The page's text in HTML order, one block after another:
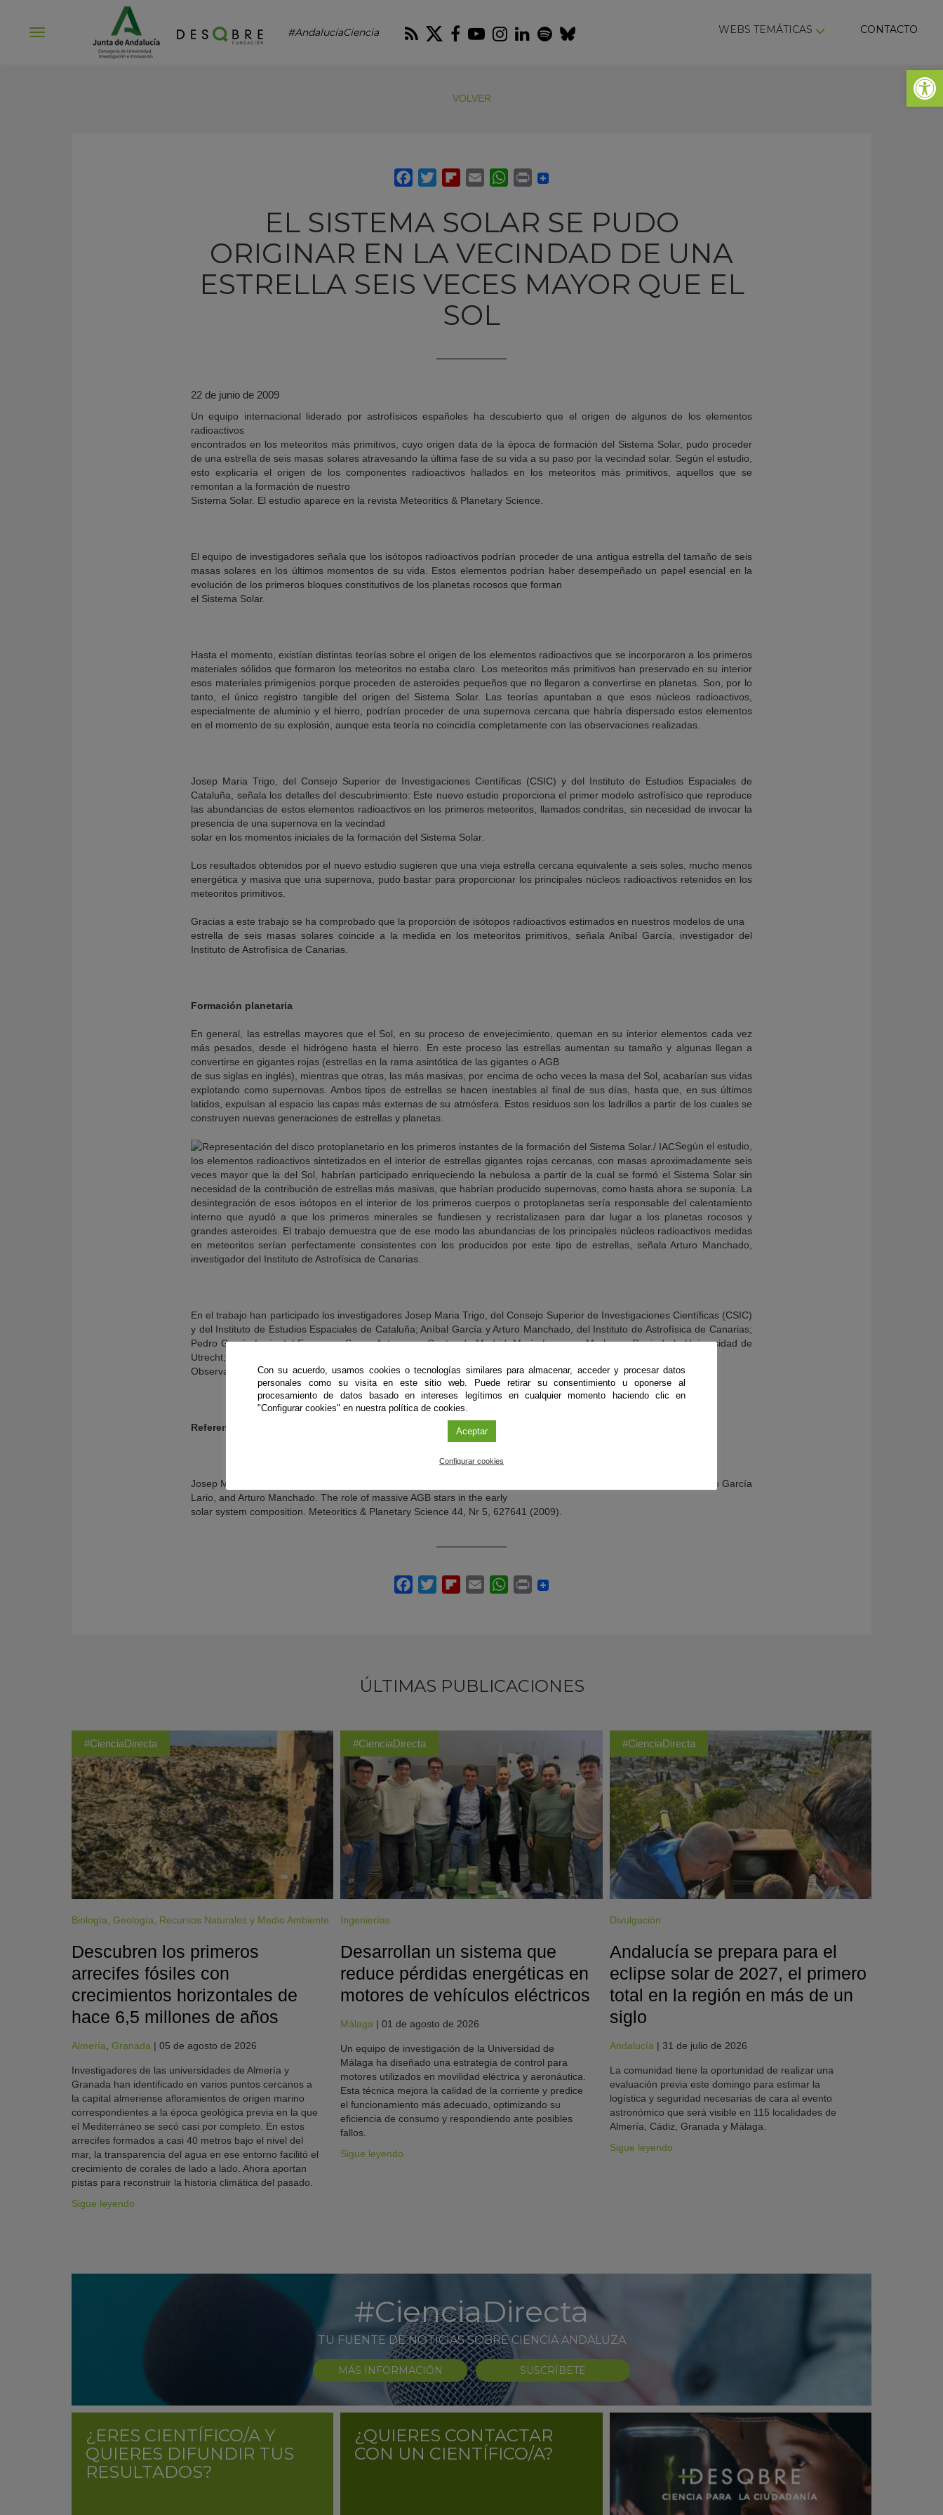
Abrir
#AndalucíaCiencia RSS Twitter
Facebook
Youtube
Instagram
LinkedIn
Spotify
Bluesky WEBS TEMÁTICAS CONTACTO
VOLVER
EL SISTEMA SOLAR SE PUDO
ORIGINAR EN LA VECINDAD DE UNA
ESTRELLA SEIS VECES MAYOR QUE EL
SOL
22 de junio de 2009
Un equipo internacional liderado por astrofísicos españoles ha descubierto que el origen de algunos de los elementos
radioactivos
encontrados en los meteoritos más primitivos, cuyo origen data de la época de formación del Sistema Solar, pudo proceder
de una estrella de seis masas solares atravesando la última fase de su vida a su paso por la vecindad solar. Según el estudio,
esto explicaría el origen de los componentes radioactivos hallados en los meteoritos más primitivos, aquellos que se
remontan a la formación de nuestro
Sistema Solar. El estudio aparece en la revista Meteoritics & Planetary Science.
El equipo de investigadores señala que los isótopos radioactivos podrían proceder de una antigua estrella del tamaño de seis
masas solares en los últimos momentos de su vida. Estos elementos podrían haber desempeñado un papel esencial en la
evolución de los primeros bloques constitutivos de los planetas rocosos que forman
el Sistema Solar.
Hasta el momento, existían distintas teorías sobre el origen de los elementos radioactivos que se incorporaron a los primeros
materiales sólidos que formaron los meteoritos no estaba claro. Los meteoritos más primitivos han preservado en su interior
esos materiales primigenios porque proceden de asteroides pequeños que no llegaron a convertirse en planetas. Son, por lo
tanto, el único registro tangible del origen del Sistema Solar. Las teorías apuntaban a que esos núcleos radioactivos,
especialmente de aluminio y el hierro, podrían proceder de una supernova cercana que habría dispersado estos elementos
en el momento de su explosión, aunque esta teoría no coincidía completamente con las observaciones realizadas.
Josep Maria Trigo, del Consejo Superior de Investigaciones Científicas (CSIC) y del Instituto de Estudios Espaciales de
Cataluña, señala los detalles del descubrimiento: Este nuevo estudio proporciona el primer modelo astrofísico que reproduce
las abundancias de estos elementos radioactivos en los primeros meteoritos, llamados condritas, sin necesidad de invocar la
presencia de una supernova en la vecindad
solar en los momentos iniciales de la formación del Sistema Solar.
Los resultados obtenidos por el nuevo estudio sugieren que una vieja estrella cercana equivalente a seis soles, mucho menos
energética y masiva que una supernova, pudo bastar para proporcionar los principales núcleos radioactivos retenidos en los
meteoritos primitivos.
Gracias a este trabajo se ha comprobado que la proporción de isótopos radioactivos estimados en nuestros modelos de una
estrella de seis masas solares coincide a la medida en los meteoritos primitivos, señala Aníbal García, investigador del
Instituto de Astrofísica de Canarias.
Formación planetaria
En general, las estrellas mayores que el Sol, en su proceso de envejecimiento, queman en su interior elementos cada vez
más pesados, desde el hidrógeno hasta el hierro. En este proceso las estrellas aumentan su tamaño y algunas llegan a
convertirse en gigantes rojas (estrellas en la rama asintótica de las gigantes o AGB
de sus siglas en inglés), mientras que otras, las más masivas, por encima de ocho veces la masa del Sol, acabarían sus vidas
explotando como supernovas. Ambos tipos de estrellas se hacen inestables al final de sus días, hasta que, en sus últimos
latidos, expulsan al espacio las capas más externas de su atmósfera. Estos residuos son los ladrillos a partir de los cuales se
construyen nuevas generaciones de estrellas y planetas.
Según el estudio,
los elementos radioactivos sintetizados en el interior de estrellas gigantes rojas cercanas, con masas aproximadamente seis
veces mayor que la del Sol, habrían participado enriqueciendo la nebulosa a partir de la cual se formó el Sistema Solar sin
necesidad de la contribución de estrellas más masivas, que habrían producido supernovas, como hasta ahora se suponía. La
desintegración de esos isótopos en el interior de los primeros cuerpos o protoplanetas sería responsable del calentamiento
interno que ayudó a que los primeros minerales se fundiesen y recristalizasen para dar lugar a los planetas rocosos y
grandes asteroides. El trabajo demuestra que de ese modo las abundancias de los principales núcleos radioactivos medidas
en meteoritos serían perfectamente consistentes con los producidos por este tipo de estrellas, señala Arturo Manchado,
investigador del Instituto de Astrofísica de Canarias.
En el trabajo han participado los investigadores Josep Maria Trigo, del Consejo Superior de Investigaciones Científicas (CSIC)
y del Instituto de Estudios Espaciales de Cataluña; Aníbal García y Arturo Manchado, del Instituto de Astrofísica de Canarias;
Pedro García Lario del European Space Astronomy Centre de Madrid; María Lugaro y Mark van Raai, de la Universidad de
Utrecht; y Amanda Karakas del
Observatorio Mount Stromlo de Australia.
Referencia
Josep M. Trigo-Rodríguez, Domingo Aníbal García-Hernández, Maria Lugaro, Amanda I. Karakas, M. van Raai, Pedro García
Lario, and Arturo Manchado. The role of massive AGB stars in the early
solar system composition. Meteoritics & Planetary Science 44, Nr 5, 627641 (2009).
ÚLTIMAS PUBLICACIONES
#CienciaDirecta
Biología, Geología, Recursos Naturales y Medio Ambiente
Descubren los primeros
arrecifes fósiles con
crecimientos horizontales de
hace 6,5 millones de años
Almería, Granada | 05 de agosto de 2026
Investigadores de las universidades de Almería y
Granada han identificado en varios puntos cercanos a
la capital almeriense afloramientos de origen marino
correspondientes a la época geológica previa en la que
el Mediterráneo se secó casi por completo. En estos
arrecifes formados a casi 40 metros bajo el nivel del
mar, la transparencia del agua en ese entorno facilitó el
crecimiento de corales de lado a lado. Ahora aportan
pistas para reconstruir la historia climática del pasado.
Sigue leyendo
#CienciaDirecta
Ingenierías
Desarrollan un sistema que
reduce pérdidas energéticas en
motores de vehículos eléctricos
Málaga |01 de agosto de 2026
Un equipo de investigación de la Universidad de
Málaga ha diseñado una estrategia de control para
motores utilizados en movilidad eléctrica y aeronáutica.
Esta técnica mejora la calidad de la corriente y predice
el funcionamiento más adecuado, optimizando su
eficiencia de consumo y respondiendo ante posibles
fallos.
Sigue leyendo
#CienciaDirecta
Divulgación
Andalucía se prepara para el
eclipse solar de 2027, el primero
total en la región en más de un
siglo
Andalucía| 31 de julio de 2026
La comunidad tiene la oportunidad de realizar una
evaluación previa este domingo para estimar la
logística y seguridad necesarias de cara al evento
astronómico que será visible en 115 localidades de
Almería, Cádiz, Granada y Málaga.
Sigue leyendo
#CienciaDirecta
TU FUENTE DE NOTICIAS SOBRE CIENCIA ANDALUZA
MÁS INFORMACIÓN SUSCRÍBETE
¿ERES CIENTÍFICO/A Y
QUIERES DIFUNDIR TUS
RESULTADOS?
¿QUIERES CONTACTAR
CON UN CIENTÍFICO/A?
Con su acuerdo, usamos cookies o tecnologías similares para almacenar, acceder y procesar datos
personales como su visita en este sitio web. Puede retirar su consentimiento u oponerse al
procesamiento de datos basado en intereses legítimos en cualquier momento haciendo clic en
"Configurar cookies" en nuestra política de cookies.
Aceptar
Configurar cookies